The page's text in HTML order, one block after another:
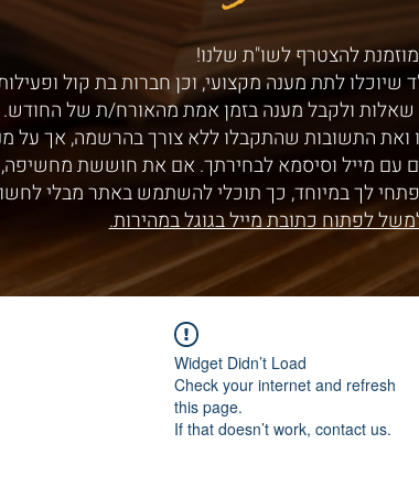
מוזמנת להצטרף לשו"ת שלנו!
לתת מענה מקצועי, וכן חברות בת קול
שאלות ולקבל מענה בזמן אמת מהאורח/ת של החודש.
התשובות שהתקבלו ללא צורך בהרשמה, אך על
עם מייל וסיסמא לבחירתך. אם את חוששת
לך במיוחד, כך תוכלי להשתמש באתר מבלי
לפתוח כתובת מייל בגוגל במהירות.
Widget Didn’t Load
Check your internet and refresh
this page.
If that doesn’t work, contact us.